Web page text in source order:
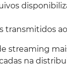
transmitidos
streaming
na